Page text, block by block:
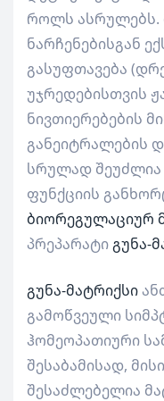
როლს ასრულებს.
ნარჩენებისგან
გასუფთავება
უჯრედებისთვის
ნივთიერებების
განეიტრალების
სრულად
ფუნქციის
ბიორეგულაციურ
პრეპარატიგუნა-
გუნა-მატრიქსი
გამოწვეული
ჰომეოპათიური
შესაბამისად,
შესაძლებელია